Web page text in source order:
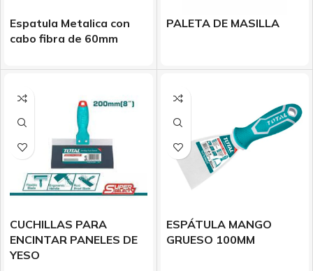
Espatula Metalica con
cabo fibra de 60mm
PALETA DE MASILLA
CUCHILLAS PARA
ENCINTAR PANELES DE
YESO
ESPÁTULA MANGO
GRUESO 100MM